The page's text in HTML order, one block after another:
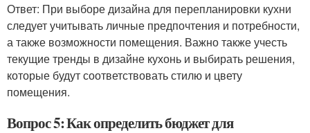
Ответ: При выборе дизайна для перепланировки кухни
следует учитывать личные предпочтения и потребности,
а также возможности помещения. Важно также учесть
текущие тренды в дизайне кухонь и выбирать решения,
которые будут соответствовать стилю и цвету
помещения.
Вопрос 5: Как определить бюджет для